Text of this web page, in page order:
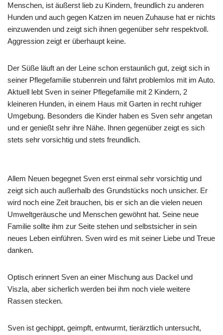
Menschen, ist äußerst lieb zu Kindern, freundlich zu anderen
Hunden und auch gegen Katzen im neuen Zuhause hat er nichts
einzuwenden und zeigt sich ihnen gegenüber sehr respektvoll.
Aggression zeigt er überhaupt keine.
Der Süße läuft an der Leine schon erstaunlich gut, zeigt sich in
seiner Pflegefamilie stubenrein und fährt problemlos mit im Auto.
Aktuell lebt Sven in seiner Pflegefamilie mit 2 Kindern, 2
kleineren Hunden, in einem Haus mit Garten in recht ruhiger
Umgebung. Besonders die Kinder haben es Sven sehr angetan
und er genießt sehr ihre Nähe. Ihnen gegenüber zeigt es sich
stets sehr vorsichtig und stets freundlich.
Allem Neuen begegnet Sven erst einmal sehr vorsichtig und
zeigt sich auch außerhalb des Grundstücks noch unsicher. Er
wird noch eine Zeit brauchen, bis er sich an die vielen neuen
Umweltgeräusche und Menschen gewöhnt hat. Seine neue
Familie sollte ihm zur Seite stehen und selbstsicher in sein
neues Leben einführen. Sven wird es mit seiner Liebe und Treue
danken.
Optisch erinnert Sven an einer Mischung aus Dackel und
Viszla, aber sicherlich werden bei ihm noch viele weitere
Rassen stecken.
Sven ist gechippt, geimpft, entwurmt, tierärztlich untersucht,